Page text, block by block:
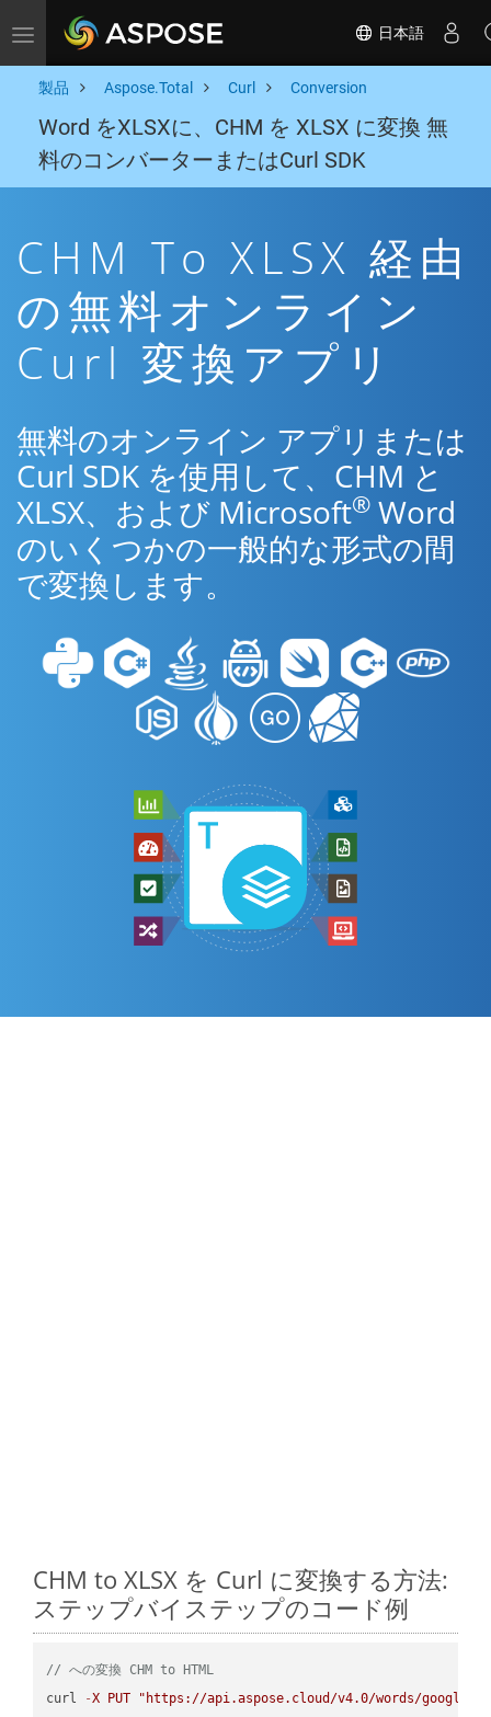
Toggle navigation 日本語
製品 Aspose.Total Curl Conversion
Word をXLSXに、CHM を XLSX に変換 無
料のコンバーターまたはCurl SDK
CHM To XLSX 経由
の無料オンライン
Curl 変換アプリ
無料のオンライン アプリまたは
Curl SDK を使用して、CHM と
XLSX、および Microsoft® Word
のいくつかの一般的な形式の間
で変換します。
CHM to XLSX を Curl に変換する方法:
ステップバイステップのコード例
// への変換 CHM to HTML
curl
-X PUT
"https://api.aspose.cloud/v4.0/words/